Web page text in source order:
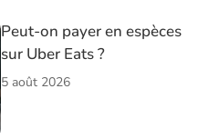
Peut-on payer en espèces
sur Uber Eats ?
5 août 2026